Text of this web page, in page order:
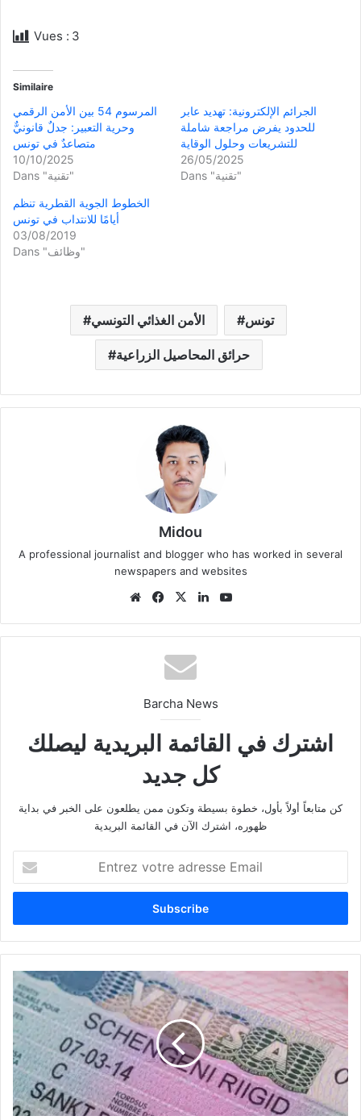
Vues : 3
Similaire
المرسوم 54 بين الأمن الرقمي
وحرية التعبير: جدلٌ قانونيٌّ
متصاعدٌ في تونس
10/10/2025
Dans "تقنية"
الجرائم الإلكترونية: تهديد عابر
للحدود يفرض مراجعة شاملة
للتشريعات وحلول الوقاية
26/05/2025
Dans "تقنية"
الخطوط الجوية القطرية تنظم
أيامًا للانتداب في تونس
03/08/2019
Dans "وظائف"
الأمن الغذائي التونسي تونس
حرائق المحاصيل الزراعية
Midou
A professional journalist and blogger who has worked in several
newspapers and websites
We
te
Fa
bo
ok
X
Lin
din ub
Barcha News
اشترك في القائمة البريدية ليصلك
كل جديد
كن متابعاً أولاً بأول، خطوة بسيطة وتكون ممن يطلعون على الخبر في بداية
ظهوره، اشترك الآن في القائمة البريدية
t
e
z
t
r
e
a
d
r
e
s
ل
م
ج
ل
س
ا
ل
أ